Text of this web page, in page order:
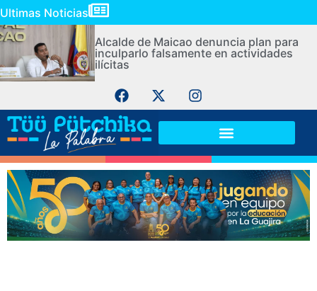
Ultimas Noticias
Alcalde de Maicao denuncia plan para
inculparlo falsamente en actividades
ilícitas